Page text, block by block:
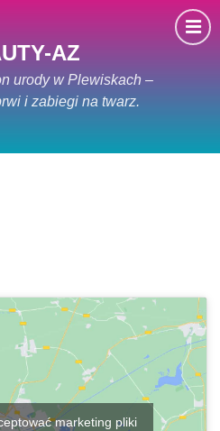
AZ
urody w Plewiskach –
i zabiegi na twarz.
marketing pliki